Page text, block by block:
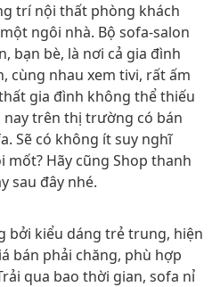
trí nội thất phòng khách
ngôi nhà. Bộ sofa-salon
bạn bè, là nơi cả gia đình
cùng nhau xem tivi, rất ấm
gia đình không thể thiếu
trên thị trường có bán
Sẽ có không ít suy nghĩ
Hãy cũng Shop thanh
sau đây nhé.
bởi kiểu dáng trẻ trung, hiện
bán phải chăng, phù hợp
qua bao thời gian, sofa nỉ